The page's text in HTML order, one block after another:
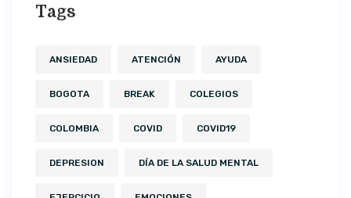
Tags
ANSIEDAD ATENCIÓN AYUDA
BOGOTA BREAK COLEGIOS
COLOMBIA COVID COVID19
DEPRESION DÍA DE LA SALUD MENTAL